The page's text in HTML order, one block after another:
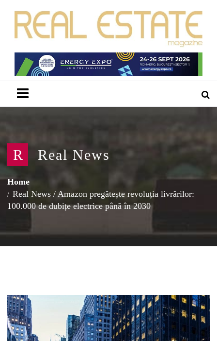
R Real News
Home
Real News / Amazon pregătește revoluția livrărilor:
100.000 de dubițe electrice până în 2030